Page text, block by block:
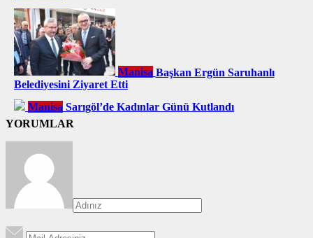
Manisa Başkan Ergün Saruhanlı
Belediyesini Ziyaret Etti
Manisa Sarıgöl’de Kadınlar Günü Kutlandı
YORUMLAR